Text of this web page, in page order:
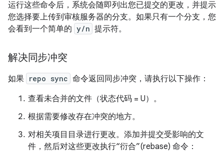
运行这些命令后，系统会随即列出您已提交的更改，并提示
您选择要上传到审核服务器的分支。如果只有一个分支，您
会看到一个简单的 y/n 提示符。
解决同步冲突
如果 repo sync 命令返回同步冲突，请执行以下操作：
查看未合并的文件（状态代码 = U）。
根据需要修改存在冲突的地方。
对相关项目目录进行更改。添加并提交受影响的文
件，然后对这些更改执行“衍合”(rebase) 命令：